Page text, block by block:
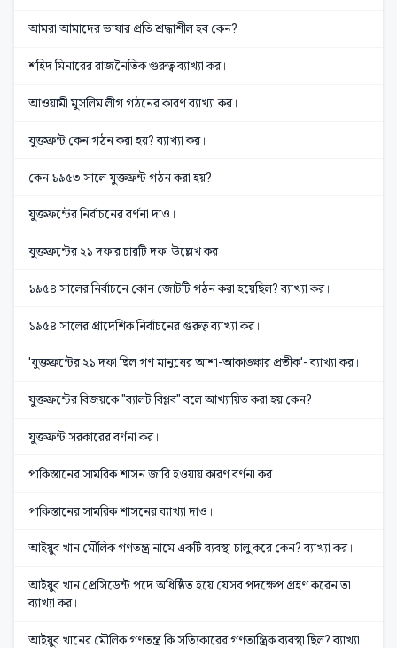
আমরা আমাদের ভাষার প্রতি শ্রদ্ধাশীল হব কেন?
শহিদ মিনারের রাজনৈতিক গুরুত্ব ব্যাখ্যা কর।
আওয়ামী মুসলিম লীগ গঠনের কারণ ব্যাখ্যা কর।
যুক্তফ্রন্ট কেন গঠন করা হয়? ব্যাখ্যা কর।
কেন ১৯৫৩ সালে যুক্তফ্রন্ট গঠন করা হয়?
যুক্তফ্রন্টের নির্বাচনের বর্ণনা দাও।
যুক্তফ্রন্টের ২১ দফার চারটি দফা উল্লেখ কর।
১৯৫৪ সালের নির্বাচনে কোন জোটটি গঠন করা হয়েছিল? ব্যাখ্যা কর।
১৯৫৪ সালের প্রাদেশিক নির্বাচনের গুরুত্ব ব্যাখ্যা কর।
'যুক্তফ্রন্টের ২১ দফা ছিল গণ মানুষের আশা-আকাঙ্ক্ষার প্রতীক'- ব্যাখ্যা কর।
যুক্তফ্রন্টের বিজয়কে "ব্যালট বিপ্লব" বলে আখ্যায়িত করা হয় কেন?
যুক্তফ্রন্ট সরকারের বর্ণনা কর।
পাকিস্তানের সামরিক শাসন জারি হওয়ায় কারণ বর্ণনা কর।
পাকিস্তানের সামরিক শাসনের ব্যাখ্যা দাও।
আইয়ুব খান মৌলিক গণতন্ত্র নামে একটি ব্যবস্থা চালু করে কেন? ব্যাখ্যা কর।
আইয়ুব খান প্রেসিডেন্ট পদে অধিষ্ঠিত হয়ে যেসব পদক্ষেপ গ্রহণ করেন তা
ব্যাখ্যা কর।
আইয়ুব খানের মৌলিক গণতন্ত্র কি সত্যিকারের গণতান্ত্রিক ব্যবস্থা ছিল? ব্যাখ্যা